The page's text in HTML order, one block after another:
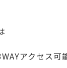
アクセス可